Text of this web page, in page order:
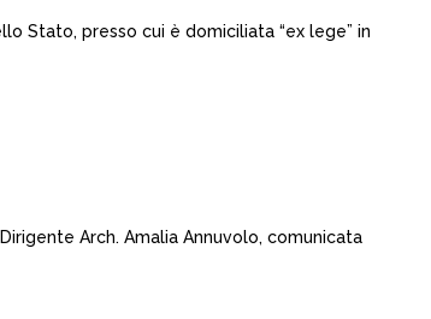
Stato, presso cui è domiciliata “ex lege” in
Arch. Amalia Annuvolo, comunicata